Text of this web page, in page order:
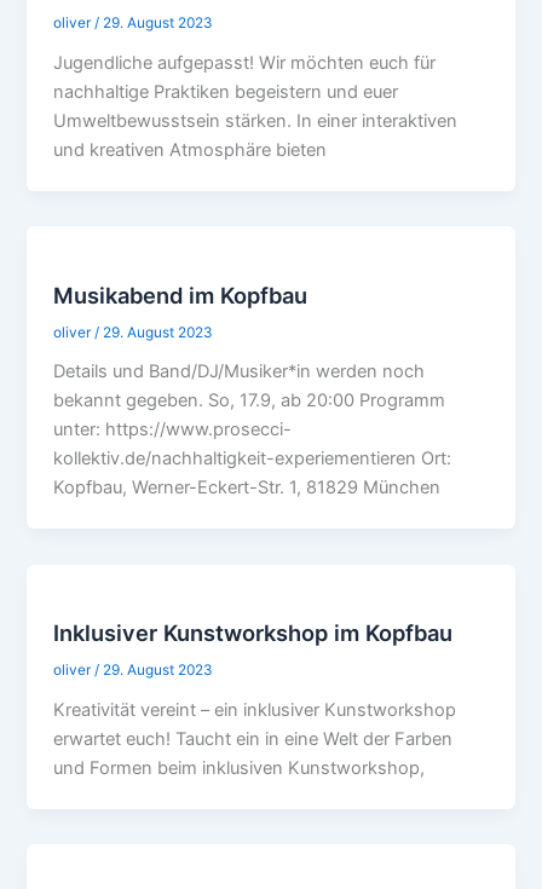
oliver/ 29. August 2023
Jugendliche aufgepasst! Wir möchten euch für
nachhaltige Praktiken begeistern und euer
Umweltbewusstsein stärken. In einer interaktiven
und kreativen Atmosphäre bieten
Musikabend im Kopfbau
oliver / 29. August 2023
Details und Band/DJ/Musiker*in werden noch
bekannt gegeben. So, 17.9, ab 20:00 Programm
unter: https://www.prosecci-
kollektiv.de/nachhaltigkeit-experiementieren Ort:
Kopfbau, Werner-Eckert-Str. 1, 81829 München
Inklusiver Kunstworkshop im Kopfbau
oliver/ 29. August 2023
Kreativität vereint – ein inklusiver Kunstworkshop
erwartet euch! Taucht ein in eine Welt der Farben
und Formen beim inklusiven Kunstworkshop,